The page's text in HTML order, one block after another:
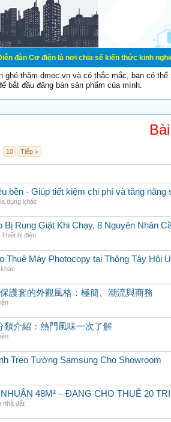
là nơi chia sẽ kiến thức kinh nghiệm
ghé thăm dmec.vn và có thắc mắc, bạn có
bắt đầu đăng bán sản phẩm của mình.
10 Tiếp >
bền - Giúp tiết kiệm chi phí và tăng năng
dụng khác
Bị Rung Giật Khi Chạy, 8 Nguyên Nhân
Thiết bị điện
Thuê Máy Photocopy tại Thông Tây Hội
護套的外觀風格：極簡、潮流與商務
類介紹：熱門風味一次了解
Treo Tường Samsung Cho Showroom
48M² – ĐANG CHO THUÊ 20
nhà đất